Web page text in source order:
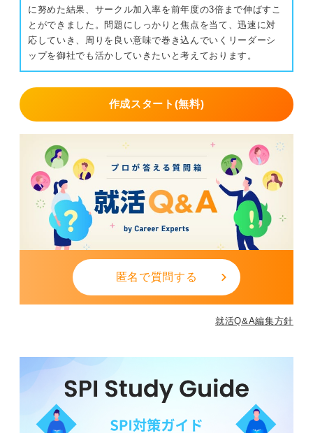
に努めた結果、サークル加入率を前年度の3倍まで伸ばすこ
とができました。問題にしっかりと焦点を当て、迅速に対
応していき、周りを良い意味で巻き込んでいくリーダーシ
ップを御社でも活かしていきたいと考えております。
作成スタート(無料)
匿名で質問する
就活Q&A編集方針